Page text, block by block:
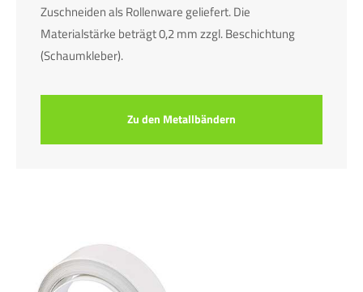
Zuschneiden als Rollenware geliefert. Die
Materialstärke beträgt 0,2 mm zzgl. Beschichtung
(Schaumkleber).
Zu den Metallbändern